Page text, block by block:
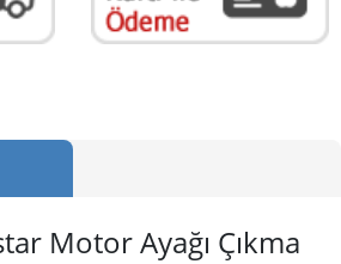
Motor Ayağı Çıkma